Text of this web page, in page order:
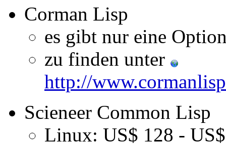
Corman Lisp
es gibt nur eine
zu finden unter
http://
Scieneer Common Lisp
Linux: US$ 128 -